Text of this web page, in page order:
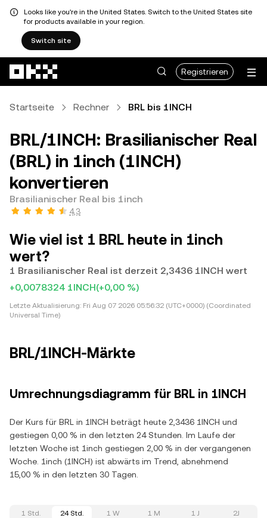
Looks like you're in the United States. Switch to the United States site
for products available in your region.
Switch site
Registrieren
Startseite Rechner BRL bis 1INCH
BRL/1INCH: Brasilianischer Real
(BRL) in 1inch (1INCH)
konvertieren
Brasilianischer Real bis 1inch
4,3
Wie viel ist 1 BRL heute in 1inch
wert?
1 Brasilianischer Real ist derzeit 2,3436 1INCH wert
+0,0078324 1INCH(+0,00 %)
Letzte Aktualisierung: Fri Aug 07 2026 05:56:32 (UTC+0000) (Coordinated
Universal Time)
BRL/1INCH-Märkte
Umrechnungsdiagramm für BRL in 1INCH
Der Kurs für BRL in 1INCH beträgt heute 2,3436 1INCH und
gestiegen 0,00 % in den letzten 24 Stunden. Im Laufe der
letzten Woche ist 1inch gestiegen 2,00 % in der vergangenen
Woche. 1inch (1INCH) ist abwärts im Trend, abnehmend
15,00 % in den letzten 30 Tagen.
1 Std. 24 Std. 1 W 1 M 1 J 2J